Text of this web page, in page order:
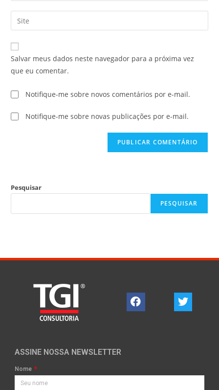
Salvar meus dados neste navegador para a próxima vez
que eu comentar.
Notifique-me sobre novos comentários por e-mail.
Notifique-me sobre novas publicações por e-mail.
Pesquisar
PESQUISAR
ASSINE NOSSA NEWSLETTER
Nome